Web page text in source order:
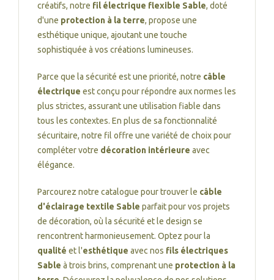
créatifs, notre fil électrique flexible Sable, doté
d'une protection à la terre, propose une
esthétique unique, ajoutant une touche
sophistiquée à vos créations lumineuses.
Parce que la sécurité est une priorité, notre câble
électrique est conçu pour répondre aux normes les
plus strictes, assurant une utilisation fiable dans
tous les contextes. En plus de sa fonctionnalité
sécuritaire, notre fil offre une variété de choix pour
compléter votre décoration intérieure avec
élégance.
Parcourez notre catalogue pour trouver le câble
d'éclairage textile Sable parfait pour vos projets
de décoration, où la sécurité et le design se
rencontrent harmonieusement. Optez pour la
qualité et l'esthétique avec nos fils électriques
Sable à trois brins, comprenant une protection à la